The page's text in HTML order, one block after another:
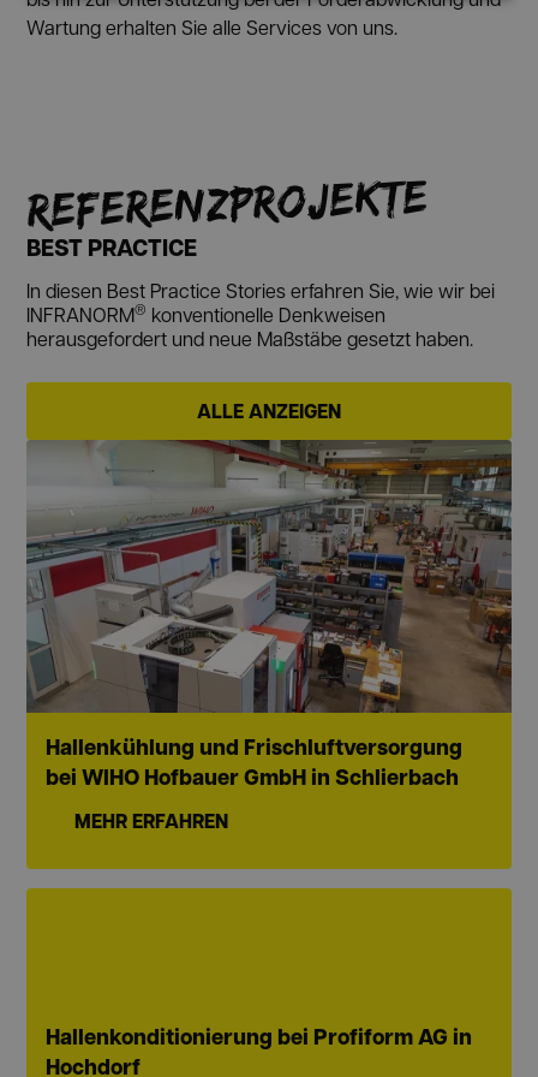
Wartung erhalten Sie alle Services von uns.
REFERENZ­PROJEKTE
BEST PRACTICE
In diesen Best Practice Stories erfahren Sie, wie wir bei
INFRANORM® konventionelle Denkweisen
herausgefordert und neue Maßstäbe gesetzt haben.
ALLE ANZEIGEN
Hallenkühlung und Frischluftversorgung
bei WIHO Hofbauer GmbH in Schlierbach
MEHR ERFAHREN
Hallenkonditionierung bei Profiform AG in
Hochdorf